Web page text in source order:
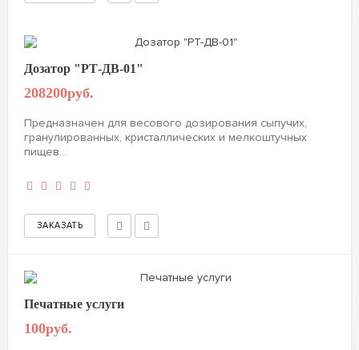
Дозатор "РТ-ДВ-01"
208200руб.
Предназначен для весового дозирования сыпучих,
гранулированных, кристаллических и мелкоштучных
пищев...
Печатные услуги
100руб.